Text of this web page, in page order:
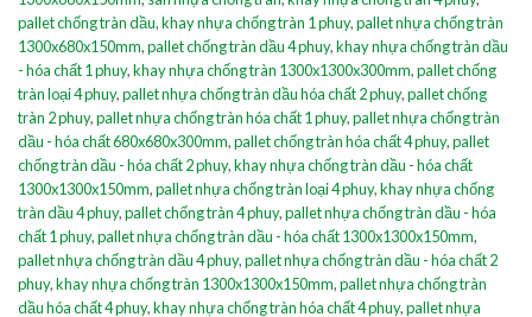
pallet chống tràn dầu,khay nhựa chống tràn 1 phuy,pallet nhựa chống tràn
1300x680x150mm,pallet chống tràn dầu 4 phuy,khay nhựa chống tràn dầu
- hóa chất 1 phuy,khay nhựa chống tràn 1300x1300x300mm,pallet chống
tràn loại 4 phuy,pallet nhựa chống tràn dầu hóa chất 2 phuy,pallet chống
tràn 2 phuy,pallet nhựa chống tràn hóa chất 1 phuy,pallet nhựa chống tràn
dầu - hóa chất 680x680x300mm,pallet chống tràn hóa chất 4 phuy,pallet
chống tràn dầu - hóa chất 2 phuy,khay nhựa chống tràn dầu - hóa chất
1300x1300x150mm,pallet nhựa chống tràn loại 4 phuy,khay nhựa chống
tràn dầu 4 phuy,pallet chống tràn 4 phuy,pallet nhựa chống tràn dầu - hóa
chất 1 phuy,pallet nhựa chống tràn dầu - hóa chất 1300x1300x150mm,
pallet nhựa chống tràn dầu 4 phuy,pallet nhựa chống tràn dầu - hóa chất 2
phuy,khay nhựa chống tràn 1300x1300x150mm,pallet nhựa chống tràn
dầu hóa chất 4 phuy,khay nhựa chống tràn hóa chất 4 phuy,pallet nhựa